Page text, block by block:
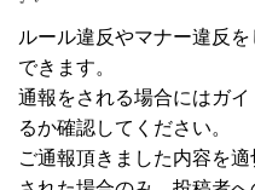
ルール違反やマナー違反
できます。
通報をされる場合にはガ
るか確認してください。
ご通報頂きました内容を